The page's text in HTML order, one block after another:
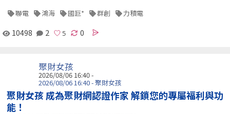
聯電 鴻海 國巨* 群創 力積電
10498 2 0
聚財女孩
2026/08/06 16:40 -
2026/08/06 16:40 - 聚財女孩
聚財女孩 成為聚財網認證作家 解鎖您的專屬福利與功
能！